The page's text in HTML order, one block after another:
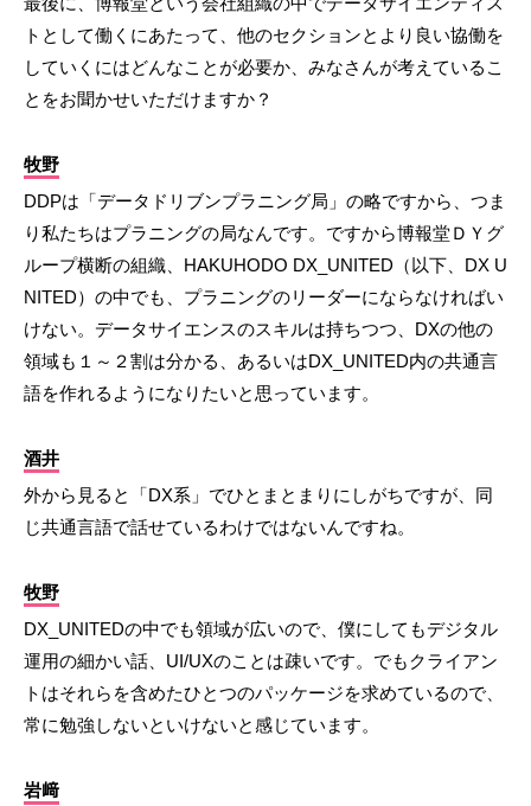
トとして働くにあたって、他のセクションとより良い協働を
していくにはどんなことが必要か、みなさんが考えているこ
とをお聞かせいただけますか？
牧野
DDPは「データドリブンプラニング局」の略ですから、つま
り私たちはプラニングの局なんです。ですから博報堂ＤＹグ
ループ横断の組織、HAKUHODO DX_UNITED（以下、DX U
NITED）の中でも、プラニングのリーダーにならなければい
けない。データサイエンスのスキルは持ちつつ、DXの他の
領域も１～２割は分かる、あるいはDX_UNITED内の共通言
語を作れるようになりたいと思っています。
酒井
外から見ると「DX系」でひとまとまりにしがちですが、同
じ共通言語で話せているわけではないんですね。
牧野
DX_UNITEDの中でも領域が広いので、僕にしてもデジタル
運用の細かい話、UI/UXのことは疎いです。でもクライアン
トはそれらを含めたひとつのパッケージを求めているので、
常に勉強しないといけないと感じています。
岩﨑